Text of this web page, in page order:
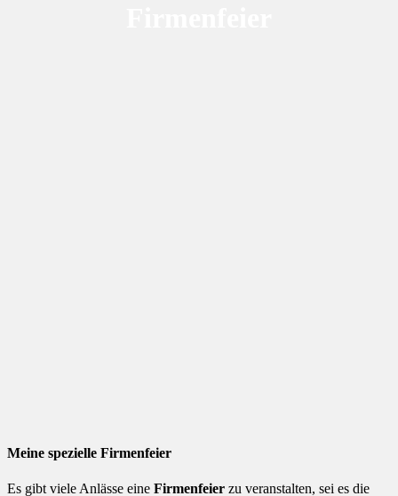
Meine spezielle Firmenfeier
Es gibt viele Anlässe eine Firmenfeier zu veranstalten, sei es die